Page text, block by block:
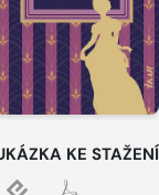
KE STAŽENÍ